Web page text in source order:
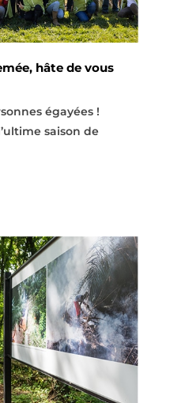
hâte de vous
égayées !
saison de